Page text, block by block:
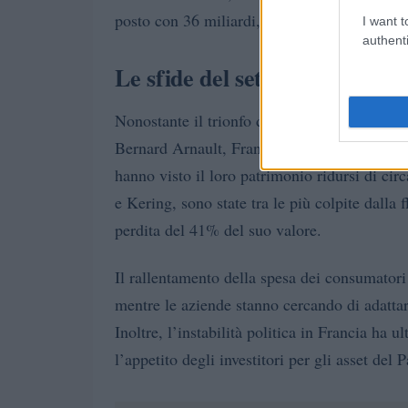
I want
posto con 36 miliardi, seguito da Paolo
Le sfide del settore del lusso
Nonostante il trionfo dei miliardari
Bernard Arnault, Françoise Bettencourt
hanno visto il loro patrimonio ridursi di
e Kering, sono state tra le più colpite dalla
perdita del 41% del suo valore.
Il rallentamento della spesa dei
mentre le aziende stanno cercando di
Inoltre, l’instabilità politica in Francia ha
l’appetito degli investitori per gli asset del